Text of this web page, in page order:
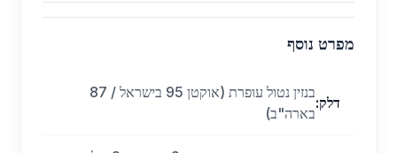
מפרט נוסף
דלק:
בנזין נטול עופרת (אוקטן 95 בישראל / 87
בארה"ב)